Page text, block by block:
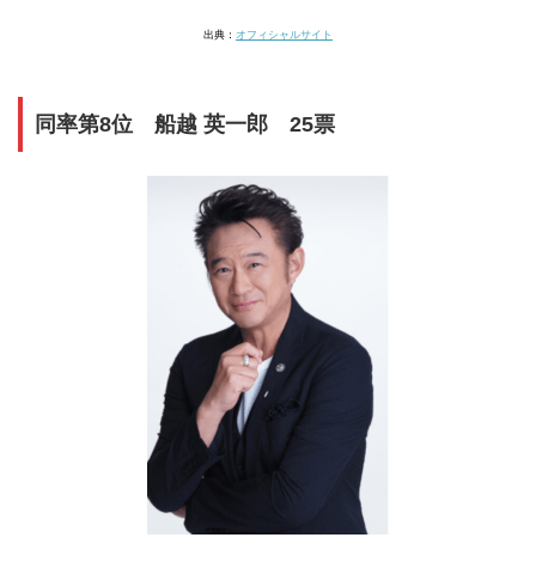
出典： オフィシャルサイト
同率第8位 船越 英一郎 25票